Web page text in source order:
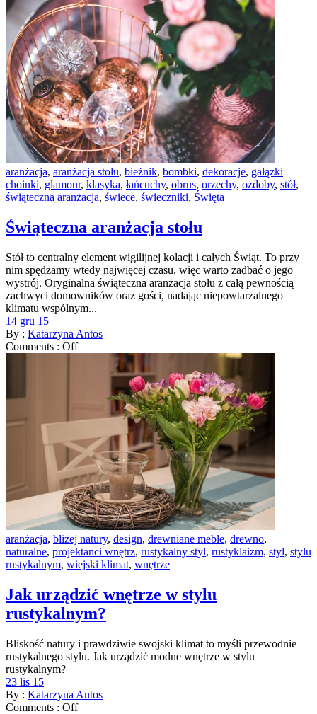
aranżacja, aranżacja stołu, bieżnik, bombki, dekoracje, gałązki
choinki, glamour, klasyka, łańcuchy, obrus, orzechy, ozdoby, stół,
świąteczna aranżacja, świece, świeczniki, Święta
Świąteczna aranżacja stołu
Stół to centralny element wigilijnej kolacji i całych Świąt. To przy
nim spędzamy wtedy najwięcej czasu, więc warto zadbać o jego
wystrój. Oryginalna świąteczna aranżacja stołu z całą pewnością
zachwyci domowników oraz gości, nadając niepowtarzalnego
klimatu wspólnym...
14 gru 15
By : Katarzyna Antos
Comments : Off
aranżacja, bliżej natury, design, drewniane meble, drewno,
naturalne, projektanci wnętrz, rustykalny styl, rustyklaizm, styl, stylu
rustykalnym, wiejski klimat, wnętrze
Jak urządzić wnętrze w stylu
rustykalnym?
Bliskość natury i prawdziwie swojski klimat to myśli przewodnie
rustykalnego stylu. Jak urządzić modne wnętrze w stylu
rustykalnym?
23 lis 15
By : Katarzyna Antos
Comments : Off